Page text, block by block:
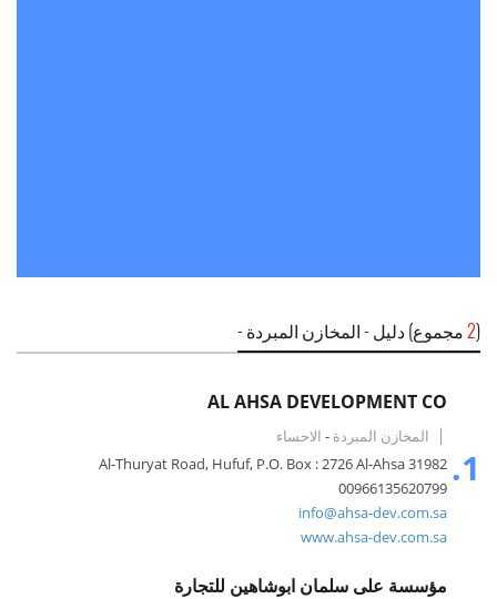
(
2مجموع) دليل - المخازن المبردة -
1.
AL AHSA DEVELOPMENT CO
المخازن المبردة - الاحساء
Al-Thuryat Road, Hufuf, P.O. Box : 2726 Al-Ahsa 31982
00966135620799
info@ahsa-dev.com.sa
www.ahsa-dev.com.sa
مؤسسة على سلمان ابوشاهين للتجارة